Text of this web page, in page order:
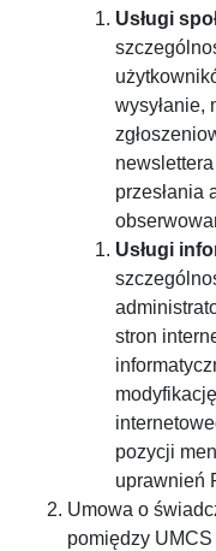
Usługi
wysyłanie,
przesłania
Usługi
stron
pozycji
uprawnień
Umowa o
pomiędzy